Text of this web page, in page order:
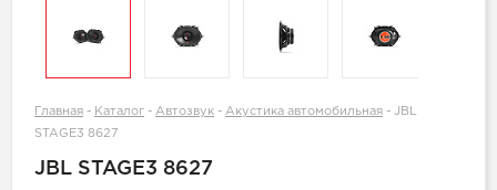
Главная - Каталог - Автозвук - Акустика автомобильная - JBL
STAGE3 8627
JBL STAGE3 8627